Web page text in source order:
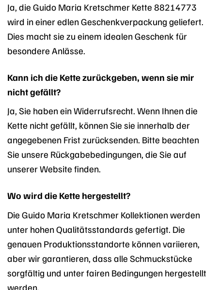
Ja, die Guido Maria Kretschmer Kette 88214773
wird in einer edlen Geschenkverpackung geliefert.
Dies macht sie zu einem idealen Geschenk für
besondere Anlässe.
Kann ich die Kette zurückgeben, wenn sie mir
nicht gefällt?
Ja, Sie haben ein Widerrufsrecht. Wenn Ihnen die
Kette nicht gefällt, können Sie sie innerhalb der
angegebenen Frist zurücksenden. Bitte beachten
Sie unsere Rückgabebedingungen, die Sie auf
unserer Website finden.
Wo wird die Kette hergestellt?
Die Guido Maria Kretschmer Kollektionen werden
unter hohen Qualitätsstandards gefertigt. Die
genauen Produktionsstandorte können variieren,
aber wir garantieren, dass alle Schmuckstücke
sorgfältig und unter fairen Bedingungen hergestellt
werden.